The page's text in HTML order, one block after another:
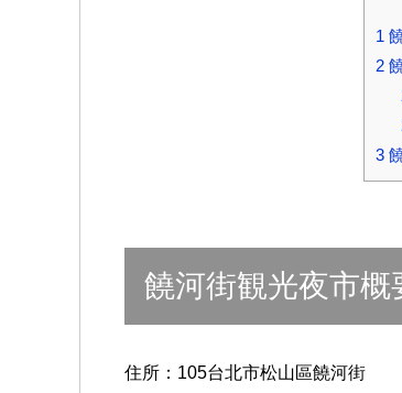
1
2
3
饒河街観光夜市概
住所：105台北市松山區饒河街